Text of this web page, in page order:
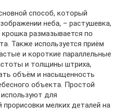
способ, который
неба, – растушевка,
крошка размазывается по
Также используется приём
и короткие параллельные
и толщины штриха,
объём и насыщенность
объекта. Простой
для
прорисовки мелких деталей на